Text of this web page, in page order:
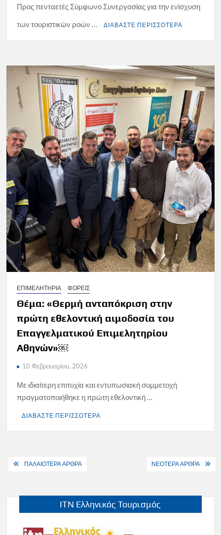
Προς πενταετές Σύμφωνο Συνεργασίας για την ενίσχυση
των τουριστικών ροών …
ΔΙΑΒΑΣΤΕ ΠΕΡΙΣΣΟΤΕΡΑ
ΕΠΙΜΕΛΗΤΗΡΙΑ ΦΟΡΕΙΣ
Θέμα: «Θερμή ανταπόκριση στην
πρώτη εθελοντική αιμοδοσία του
Επαγγελματικού Επιμελητηρίου
Αθηνών»￼
10 Φεβρουαρίου, 2026
Με ιδιαίτερη επιτυχία και εντυπωσιακή συμμετοχή
πραγματοποιήθηκε η πρώτη εθελοντική …
ΔΙΑΒΑΣΤΕ ΠΕΡΙΣΣΟΤΕΡΑ
Πλοήγηση
ΠΑΛΑΙΟΤΕΡΑ ΑΡΘΡΑ ΝΕΟΤΕΡΑ ΑΡΘΡΑ
ITN Ελληνικός Τουρισμός